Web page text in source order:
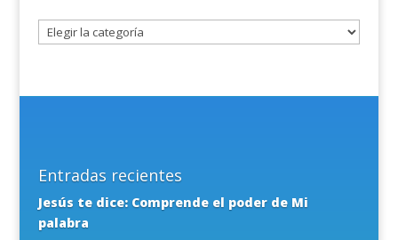
Entradas recientes
Jesús te dice: Comprende el poder de Mi
palabra